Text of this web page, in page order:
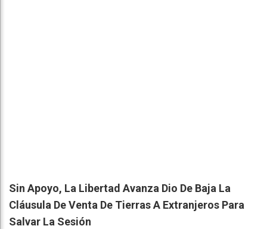
Sin Apoyo, La Libertad Avanza Dio De Baja La
Cláusula De Venta De Tierras A Extranjeros Para
Salvar La Sesión